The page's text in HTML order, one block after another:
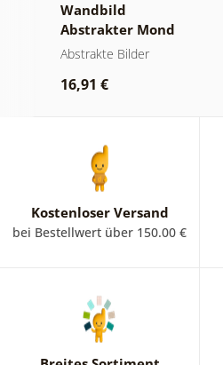
Wandbild
Abstrakter Mond
am Wasser
Abstrakte Bilder
16,91 €
Kostenloser Versand
bei Bestellwert über 150.00 €